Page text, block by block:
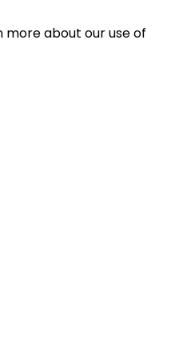
more about our use of